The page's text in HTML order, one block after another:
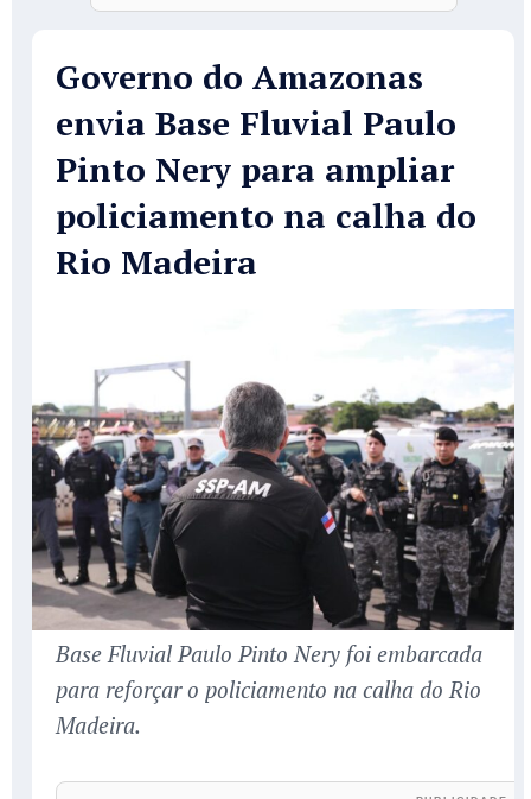
Governo do Amazonas
envia Base Fluvial Paulo
Pinto Nery para ampliar
policiamento na calha do
Rio Madeira
Base Fluvial Paulo Pinto Nery foi embarcada
para reforçar o policiamento na calha do Rio
Madeira.